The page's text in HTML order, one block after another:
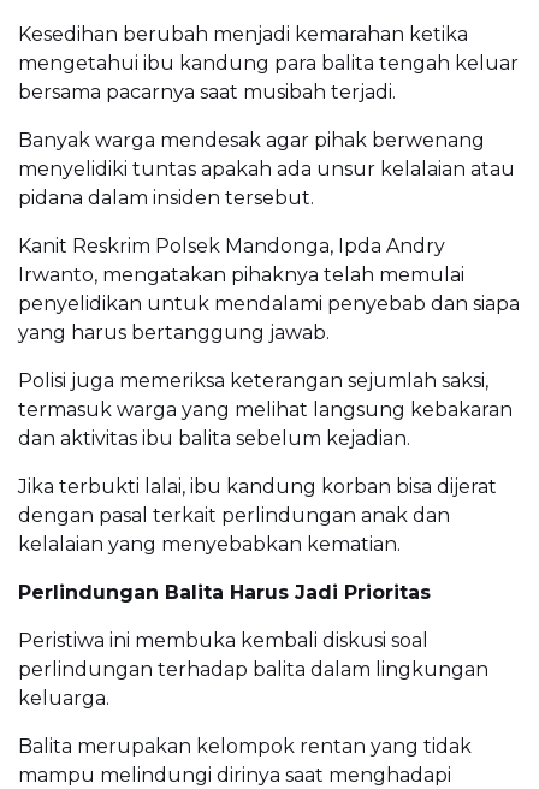
Kesedihan berubah menjadi kemarahan ketika
mengetahui ibu kandung para balita tengah keluar
bersama pacarnya saat musibah terjadi.
Banyak warga mendesak agar pihak berwenang
menyelidiki tuntas apakah ada unsur kelalaian atau
pidana dalam insiden tersebut.
Kanit Reskrim Polsek Mandonga, Ipda Andry
Irwanto, mengatakan pihaknya telah memulai
penyelidikan untuk mendalami penyebab dan siapa
yang harus bertanggung jawab.
Polisi juga memeriksa keterangan sejumlah saksi,
termasuk warga yang melihat langsung kebakaran
dan aktivitas ibu balita sebelum kejadian.
Jika terbukti lalai, ibu kandung korban bisa dijerat
dengan pasal terkait perlindungan anak dan
kelalaian yang menyebabkan kematian.
Perlindungan Balita Harus Jadi Prioritas
Peristiwa ini membuka kembali diskusi soal
perlindungan terhadap balita dalam lingkungan
keluarga.
Balita merupakan kelompok rentan yang tidak
mampu melindungi dirinya saat menghadapi